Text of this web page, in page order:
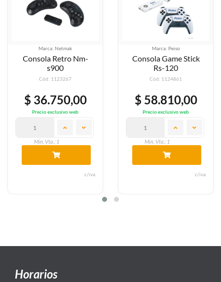
Marca: Netmak
Consola Retro Nm-
s900
Cód: 1123267
$ 36.750,00
Precio exclusivo web
Min. Vta.: 1
c/iva
Marca: Peiso
Consola Game Stick
Rs-120
Cód: 1124861
$ 58.810,00
Precio exclusivo web
Min. Vta.: 1
c/iva
Horarios